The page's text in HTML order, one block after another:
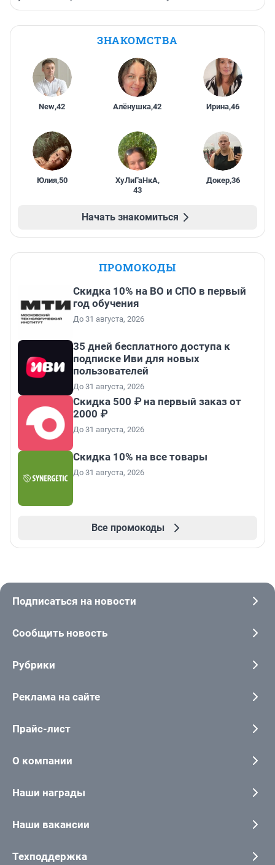
ЗНАКОМСТВА
New,42 Алёнушка,42 Ирина,46
Юлия,50 ХуЛиГаНкА,
43
Докер,36
Начать знакомиться
ПРОМОКОДЫ
Скидка 10% на ВО и СПО в первый
год обучения
До 31 августа, 2026
35 дней бесплатного доступа к
подписке Иви для новых
пользователей
До 31 августа, 2026
Скидка 500 ₽ на первый заказ от
2000 ₽
До 31 августа, 2026
Скидка 10% на все товары
До 31 августа, 2026
Все промокоды
Подписаться на новости
Сообщить новость
Рубрики
Реклама на сайте
Прайс-лист
О компании
Наши награды
Наши вакансии
Техподдержка